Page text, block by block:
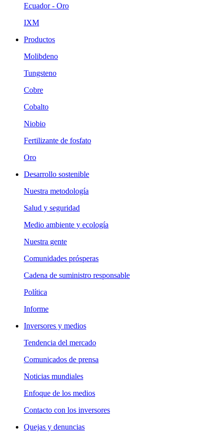
Ecuador - Oro
IXM
Productos
Molibdeno
Tungsteno
Cobre
Cobalto
Niobio
Fertilizante de fosfato
Oro
Desarrollo sostenible
Nuestra metodología
Salud y seguridad
Medio ambiente y ecología
Nuestra gente
Comunidades prósperas
Cadena de suministro responsable
Política
Informe
Inversores y medios
Tendencia del mercado
Comunicados de prensa
Noticias mundiales
Enfoque de los medios
Contacto con los inversores
Quejas y denuncias